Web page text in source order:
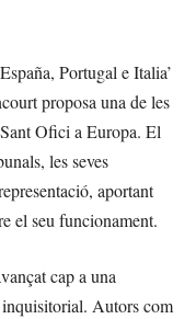
Portugal e Italia’
proposa una de les
Ofici a Europa. El
les seves
aportant
el seu funcionament.
cap a una
Autors com